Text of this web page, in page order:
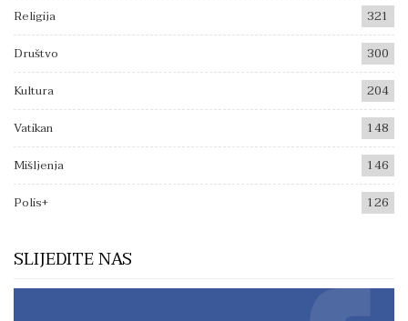
Religija
321
Društvo
300
Kultura
204
Vatikan
148
Mišljenja
146
Polis+
126
SLIJEDITE NAS